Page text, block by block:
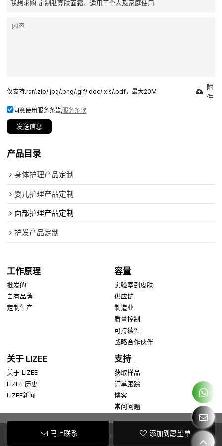
马上联系 添加到愿望单
仅支持.rar/.zip/.jpg/.png/.gif/.doc/.xls/.pdf，最大20M
附
件
同意使用服务条款,服务条款
发送信息
产品目录
身体护理产品定制
婴儿护理产品定制
面部护理产品定制
护发产品定制
工作原理
批发的
自有品牌
定制生产
容量
实验室到皮肤
供应链
制造业
质量控制
可持续性
战略合作伙伴
关于 LIZEE
关于 LIZEE
LIZEE 历史
LIZEE新闻
支持
获取样品
订单跟踪
博客
常问问题
Copyright © 2026Guangzhou Lizee Cosmetics Co., Ltd.Support By